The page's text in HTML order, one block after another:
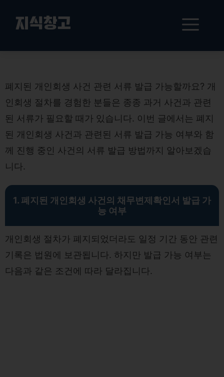
지식창고
메
뉴
폐지된 개인회생 사건 관련 서류 발급 가능할까요? 개
인회생 절차를 경험한 분들은 종종 과거 사건과 관련
된 서류가 필요할 때가 있습니다. 이번 글에서는 폐지
된 개인회생 사건과 관련된 서류 발급 가능 여부와 함
께 진행 중인 사건의 서류 발급 방법까지 알아보겠습
니다.
1. 폐지된 개인회생 사건의 채무변제확인서 발급 가
능 여부
개인회생 절차가 폐지되었더라도 일정 기간 동안 관련
기록은 법원에 보관됩니다. 하지만 발급 가능 여부는
다음과 같은 조건에 따라 달라집니다.